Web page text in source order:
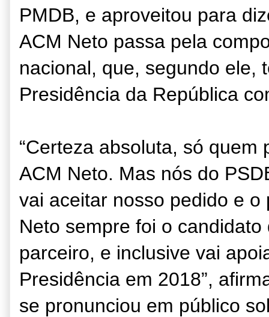
PMDB, e aproveitou para
ACM Neto passa pela
nacional, que, segundo ele,
Presidência da República
“Certeza absoluta, só
ACM Neto. Mas nós do
vai aceitar nosso pedido e
Neto sempre foi o
parceiro, e inclusive vai
Presidência em 2018”,
se pronunciou em público